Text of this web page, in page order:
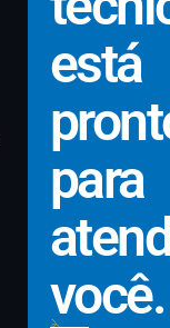
está
para
você.